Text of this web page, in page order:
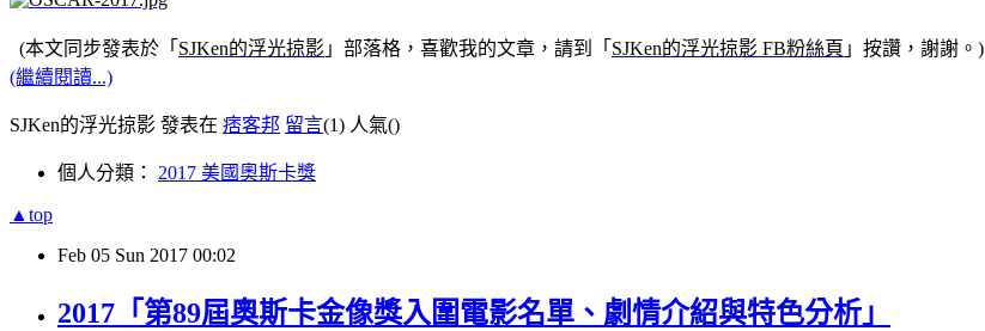
(本文同步發表於「 SJKen的浮光掠影 」部落格，喜歡我的文章，請到「 SJKen的浮光掠影 FB粉絲頁 」按讚，謝謝。)
(繼續閱讀...)
SJKen的浮光掠影 發表在 痞客邦 留言(1) 人氣()
個人分類： 2017 美國奧斯卡獎
▲top
Feb 05 Sun 2017 00:02
2017「第89屆奧斯卡金像獎入圍電影名單、劇情介紹與特色分析」